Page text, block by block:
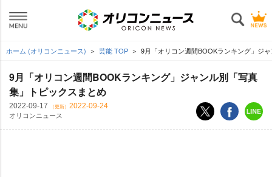
ホーム (オリコンニュース) 芸能 TOP 9月「オリコン週間BOOKランキング」ジ
9月「オリコン週間BOOKランキング」ジャンル別「写真
集」トピックスまとめ
2022-09-17 （更新） 2022-09-24
オリコンニュース